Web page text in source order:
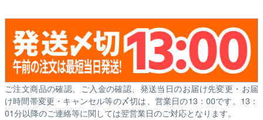
ご注文商品の確認、ご入金の確認、発送当日のお届け先変更・お届
け時間帯変更・キャンセル等の〆切は、営業日の13：00です。13：
01分以降のご連絡等に関しては翌営業日のご対応となります。